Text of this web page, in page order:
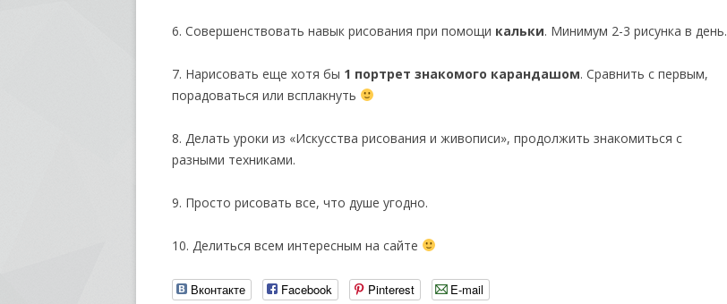
6. Совершенствовать навык рисования при помощи кальки. Минимум 2-3 рисунка в день.
7. Нарисовать еще хотя бы 1 портрет знакомого карандашом. Сравнить с первым,
порадоваться или всплакнуть
8. Делать уроки из «Искусства рисования и живописи», продолжить знакомиться с
разными техниками.
9. Просто рисовать все, что душе угодно.
10. Делиться всем интересным на сайте
Вконтакте Facebook Pinterest E-mail